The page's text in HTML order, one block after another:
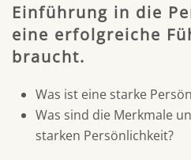
Einführung in die
eine erfolgreiche
braucht.
Was ist eine starke
​Was sind die Merkmale
starken Persönlichkeit?